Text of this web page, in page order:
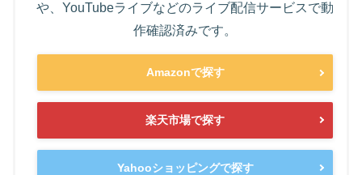
や、YouTubeライブなどのライブ配信サービスで動
作確認済みです。
Amazonで探す
楽天市場で探す
Yahooショッピングで探す